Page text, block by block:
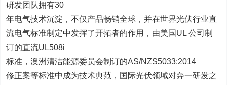
研发团队拥有30
年电气技术沉淀，不仅产品畅销全球，并在世界光伏行业直
流电气标准制定中发挥了开拓者的作用，由美国UL 公司制
订的直流UL508i
标准，澳洲清洁能源委员会制订的AS/NZS5033:2014
修正案等标准中成为技术典范，国际光伏领域对奔一研发之